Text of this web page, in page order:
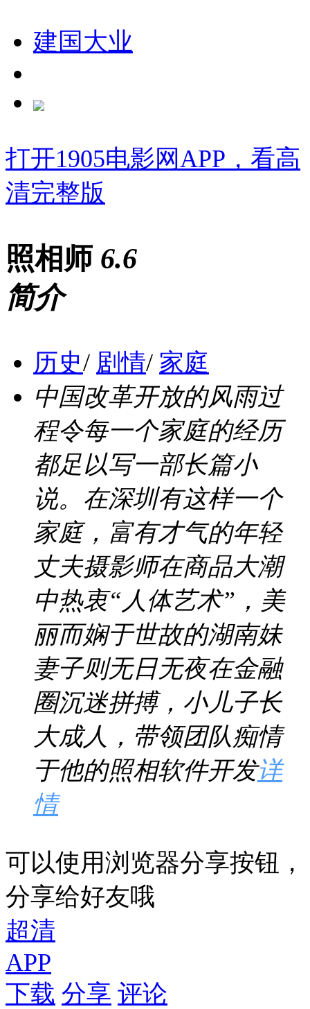
建国大业
打开1905电影网APP，看高
清完整版
照相师 6.6
简介
历史/ 剧情/ 家庭
中国改革开放的风雨过
程令每一个家庭的经历
都足以写一部长篇小
说。在深圳有这样一个
家庭，富有才气的年轻
丈夫摄影师在商品大潮
中热衷“人体艺术”，美
丽而娴于世故的湖南妹
妻子则无日无夜在金融
圈沉迷拼搏，小儿子长
大成人，带领团队痴情
于他的照相软件开发详
情
可以使用浏览器分享按钮，
分享给好友哦
超清
APP
下载 分享 评论